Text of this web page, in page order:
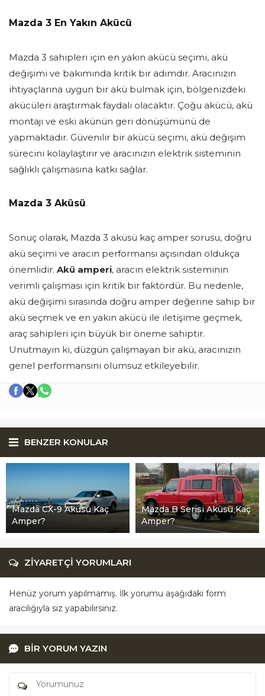
Mazda 3 En Yakın Akücü
Mazda 3 sahipleri için en yakın akücü seçimi, akü
değişimi ve bakımında kritik bir adımdır. Aracınızın
ihtiyaçlarına uygun bir akü bulmak için, bölgenizdeki
akücüleri araştırmak faydalı olacaktır. Çoğu akücü, akü
montajı ve eski akünün geri dönüşümünü de
yapmaktadır. Güvenilir bir akücü seçimi, akü değişim
sürecini kolaylaştırır ve aracınızın elektrik sisteminin
sağlıklı çalışmasına katkı sağlar.
Mazda 3 Aküsü
Sonuç olarak, Mazda 3 aküsü kaç amper sorusu, doğru
akü seçimi ve aracın performansı açısından oldukça
önemlidir. Akü amperi, aracın elektrik sisteminin
verimli çalışması için kritik bir faktördür. Bu nedenle,
akü değişimi sırasında doğru amper değerine sahip bir
akü seçmek ve en yakın akücü ile iletişime geçmek,
araç sahipleri için büyük bir öneme sahiptir.
Unutmayın ki, düzgün çalışmayan bir akü, aracınızın
genel performansını olumsuz etkileyebilir.
BENZER KONULAR
Mazda CX-9 Aküsü Kaç
Amper?
Mazda B Serisi Aküsü Kaç
Amper?
ZİYARETÇİ YORUMLARI
Henüz yorum yapılmamış. İlk yorumu aşağıdaki form
aracılığıyla siz yapabilirsiniz.
BİR YORUM YAZIN